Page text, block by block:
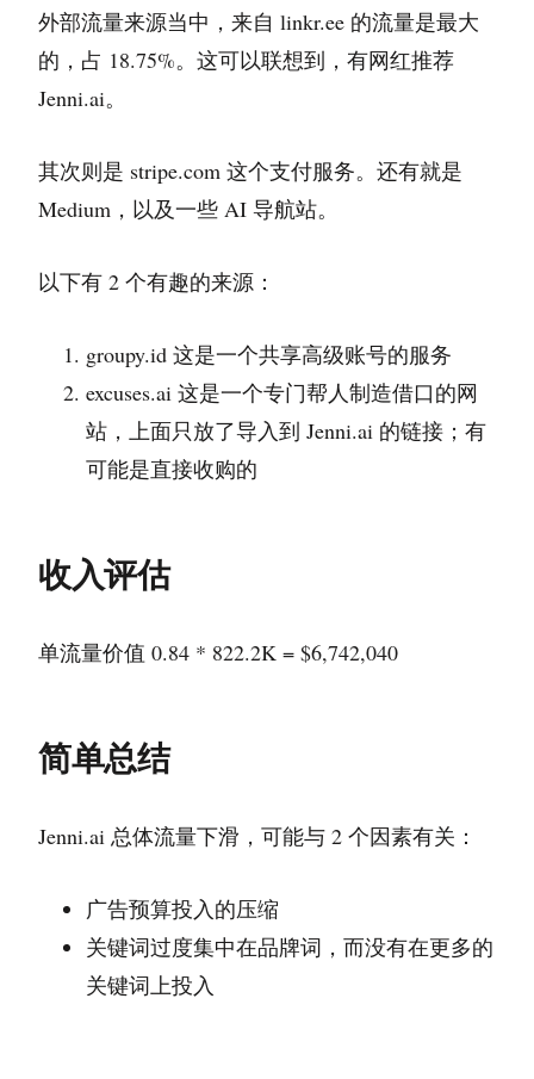
外部流量来源当中，来自 linkr.ee 的流量是最大
的，占 18.75%。这可以联想到，有网红推荐
Jenni.ai。
其次则是 stripe.com 这个支付服务。还有就是
Medium，以及一些 AI 导航站。
以下有 2 个有趣的来源：
groupy.id 这是一个共享高级账号的服务
excuses.ai 这是一个专门帮人制造借口的网
站，上面只放了导入到 Jenni.ai 的链接；有
可能是直接收购的
收入评估
单流量价值 0.84 * 822.2K = $6,742,040
简单总结
Jenni.ai 总体流量下滑，可能与 2 个因素有关：
广告预算投入的压缩
关键词过度集中在品牌词，而没有在更多的
关键词上投入